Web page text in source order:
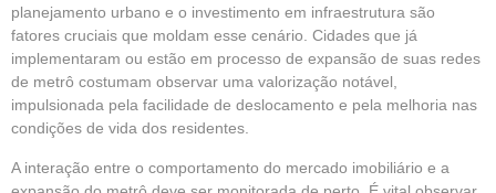
planejamento urbano e o investimento em infraestrutura são
fatores cruciais que moldam esse cenário. Cidades que já
implementaram ou estão em processo de expansão de suas redes
de metrô costumam observar uma valorização notável,
impulsionada pela facilidade de deslocamento e pela melhoria nas
condições de vida dos residentes.
A interação entre o comportamento do mercado imobiliário e a